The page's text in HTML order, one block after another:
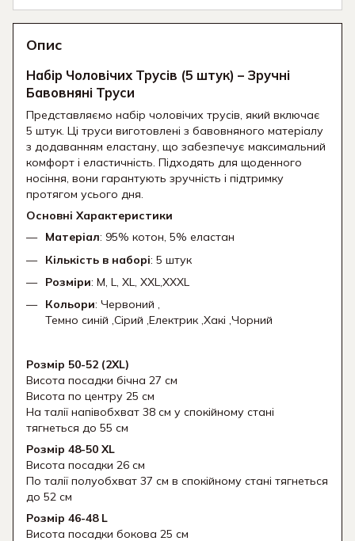
Опис
Набір Чоловічих Трусів (5 штук) – Зручні
Бавовняні Труси
Представляємо набір чоловічих трусів, який включає
5 штук. Ці труси виготовлені з бавовняного матеріалу
з додаванням еластану, що забезпечує максимальний
комфорт і еластичність. Підходять для щоденного
носіння, вони гарантують зручність і підтримку
протягом усього дня.
Основні Характеристики
Матеріал: 95% котон, 5% еластан
Кількість в наборі: 5 штук
Розміри: M, L, XL, XXL,XXXL
Кольори: Червоний ,
Темно синій ,Сірий ,Електрик ,Хакі ,Чорний
Розмір 50-52 (2XL)
Висота посадки бічна 27 см
Висота по центру 25 см
На талії напівобхват 38 см у спокійному стані
тягнеться до 55 см
Розмір 48-50 XL
Висота посадки 26 см
По талії полуобхват 37 см в спокійному стані тягнеться
до 52 см
Розмір 46-48 L
Висота посадки бокова 25 см